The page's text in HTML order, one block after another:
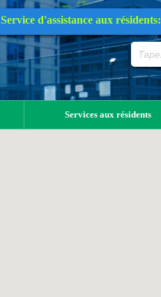
Service d'assistance aux résidents:
Services aux résidents